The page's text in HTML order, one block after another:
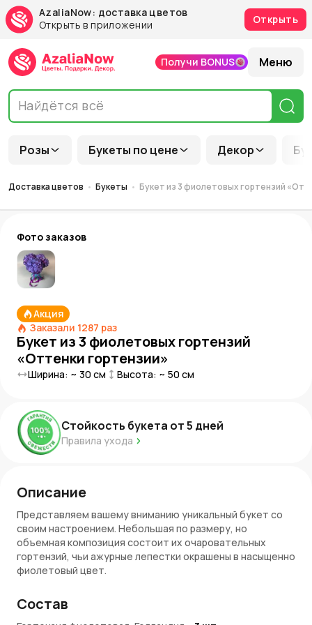
AzaliaNow: доставка цветов
Открыть в приложении
Открыть
Розы Букеты по цене Декор
Получи BONUS Меню
Доставка цветов Букеты Букет из 3 фиолетовых гортензий
Фото заказов
Акция
Заказали 1287 раз
Букет из 3 фиолетовых гортензий
«Оттенки гортензии»
Ширина: ~ 30 см Высота: ~ 50 см
Стойкость букета от5 дней
Правила ухода
Описание
Представляем вашему вниманию уникальный букет со
своим настроением. Небольшая по размеру, но
объемная композиция состоит их очаровательных
гортензий, чьи ажурные лепестки окрашены в насыщенно
фиолетовый цвет.
Состав